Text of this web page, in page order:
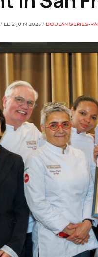
LE 2 JUIN 2025 / BOULANGERIES-